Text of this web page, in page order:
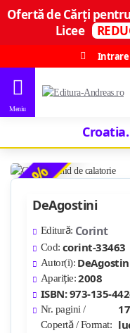
Ofertă de Cărți
Licee
Intrare
-35 %DeAgostini
Editură: Corint
Cod: corint-33463
Autor(i):
Apariție:2008
ISBN: 973-135-
Nr. pagini /
Copertă / Format: